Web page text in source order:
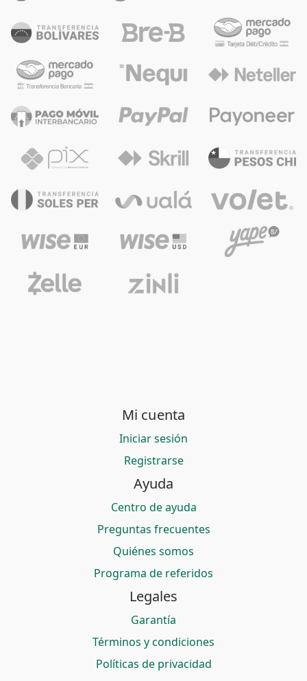
Mi cuenta
Iniciar sesión
Registrarse
Ayuda
Centro de ayuda
Preguntas frecuentes
Quiénes somos
Programa de referidos
Legales
Garantía
Términos y condiciones
Políticas de privacidad